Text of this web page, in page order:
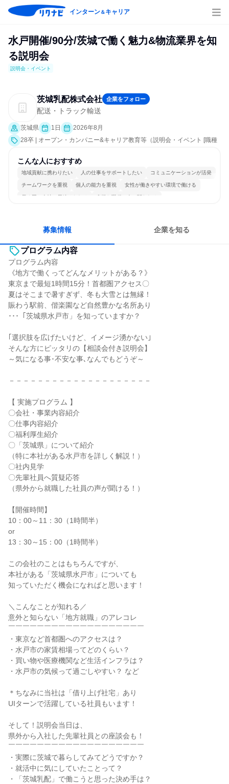
インターン＆キャリア
水戸開催/90分/茨城で働く魅力&物流業界を知
る説明会
説明会・イベント
茨城乳配株式会社 企業をフォロー
配送・トラック輸送
茨城県 1日
2026年8月
28卒 | オープン・カンパニー&キャリア教育等（説明会・イベント [職種
こんな人におすすめ
地域貢献に携わりたい 人の仕事をサポートしたい コミュニケーションが活発
チームワークを重視 個人の能力を重視 女性が働きやすい環境で働ける
長く同じ会社に居続けられる 多様な職種の人と関われる
募集情報 企業を知る
プログラム内容
プログラム内容
《地方で働くってどんなメリットがある？》
東京まで最短1時間15分！首都圏アクセス〇
夏はそこまで暑すぎず、冬も大雪とは無縁！
賑わう駅前、偕楽園など自然豊かな名所あり
･･･「茨城県水戸市」を知っていますか？
｢選択肢を広げたいけど、イメージ湧かない｣
そんな方にピッタリの【相談会付き説明会】
～気になる事･不安な事､なんでもどうぞ～
－－－－－－－－－－－－－－－－－－－－
【 実施プログラム 】
〇会社・事業内容紹介
〇仕事内容紹介
〇福利厚生紹介
〇「茨城県」について紹介
（特に本社がある水戸市を詳しく解説！）
〇社内見学
〇先輩社員へ質疑応答
（県外から就職した社員の声が聞ける！）
【開催時間】
10：00～11：30（1時間半）
or
13：30～15：00（1時間半）
この会社のことはもちろんですが、
本社がある「茨城県水戸市」についても
知っていただく機会になればと思います！
＼こんなことが知れる／
意外と知らない「地方就職」のアレコレ
￣￣￣￣￣￣￣￣￣￣￣￣￣￣￣￣￣￣￣
・東京など首都圏へのアクセスは？
・水戸市の家賃相場ってどのくらい？
・買い物や医療機関など生活インフラは？
・水戸市の気候って過ごしやすい？ など
＊ちなみに当社は「借り上げ社宅」あり
UIターンで活躍している社員もいます！
そして！説明会当日は、
県外から入社した先輩社員との座談会も！
￣￣￣￣￣￣￣￣￣￣￣￣￣￣￣￣￣￣￣
・実際に茨城で暮らしてみてどうですか？
・就活中に気にしていたことって？
・「茨城乳配」で働こうと思った決め手は？